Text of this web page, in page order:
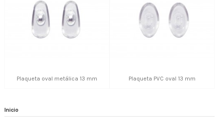
Plaqueta oval metálica 13 mm Plaqueta PVC oval 13 mm
Inicio